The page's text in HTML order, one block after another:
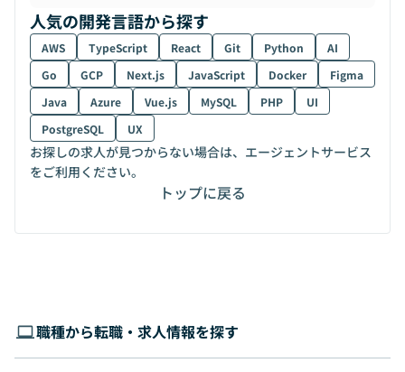
人気の開発言語から探す
AWS TypeScript React Git Python
AI
Go
GCP Next.js JavaScript Docker
Figma
Java
Azure Vue.js MySQL PHP
UI
PostgreSQL
UX
お探しの求人が見つからない場合は、エージェントサービス
をご利用ください。
トップに戻る
職種から転職・求人情報を探す